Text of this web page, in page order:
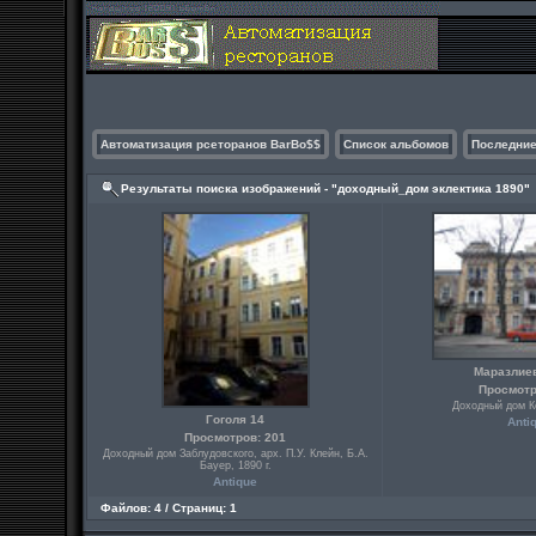
Автоматизация рсеторанов BarBo$$ Список альбомов
Результаты поиска изображений - "доходный_дом эклектика 1890"
Гоголя 14
Просмотров: 201
Доходный дом Заблудовского, арх. П.У. Клейн, Б.А.
Бауер, 1890 г.
Antique
Доходный дом
Файлов: 4 / Страниц: 1